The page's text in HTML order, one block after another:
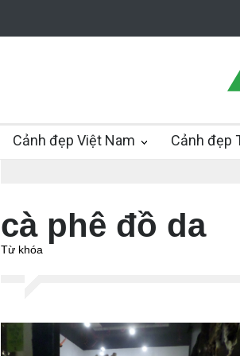
Cảnh đẹp Việt Nam Cảnh đẹp
cà phê đồ da
Từ khóa